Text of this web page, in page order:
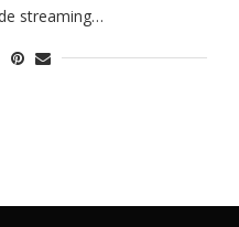
streaming…